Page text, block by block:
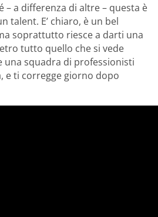
– a differenza di altre – questa è
talent. E’ chiaro, è un bel
soprattutto riesce a darti una
tutto quello che si vede
una squadra di professionisti
e ti corregge giorno dopo